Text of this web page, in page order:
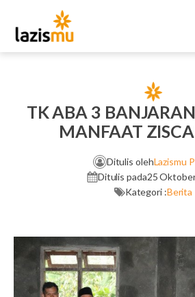
TK ABA 3
MANFAAT
Ditulis olehLazismu
Ditulis pada25
Kategori :Berita